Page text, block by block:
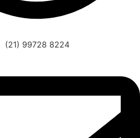
(21) 99728 8224